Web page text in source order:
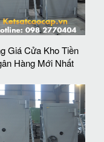
Giá Cửa Kho Tiền
Hàng Mới Nhất